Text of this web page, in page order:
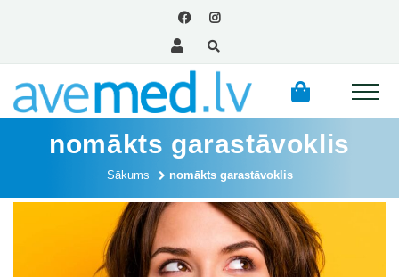
nomākts garastāvoklis
Sākums nomākts garastāvoklis